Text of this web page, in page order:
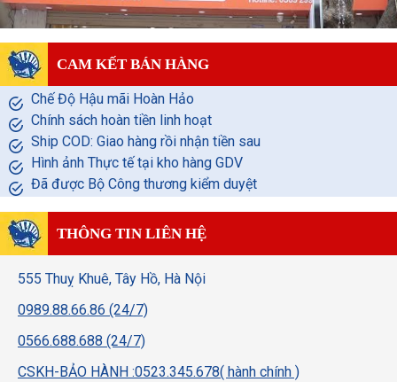
CAM KẾT BÁN HÀNG
Chế Độ Hậu mãi Hoàn Hảo
Chính sách hoàn tiền linh hoạt
Ship COD: Giao hàng rồi nhận tiền sau
Hình ảnh Thực tế tại kho hàng GDV
Đã được Bộ Công thương kiểm duyệt
THÔNG TIN LIÊN HỆ
555 Thuỵ Khuê, Tây Hồ, Hà Nội
0989.88.66.86 (24/7)
0566.688.688 (24/7)
CSKH-BẢO HÀNH :0523.345.678( hành chính )